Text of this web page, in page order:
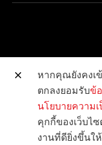
เว็บไซต์อื่น ๆ ของ
ลิขสิทธิ์ © 2026 Canon
จำกัด สงวนลิขสิทธิ์
หากคุณยังคงเ
ตกลงยอมรับข้
นโยบายความ
คุกกี้ของเว็บไ
งานที่ดียิ่งขึ้นใ